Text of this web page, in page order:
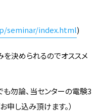
seminar/index.html)
決められるのでオススメ
勿論、当センターの電験3
し込み頂けます。）